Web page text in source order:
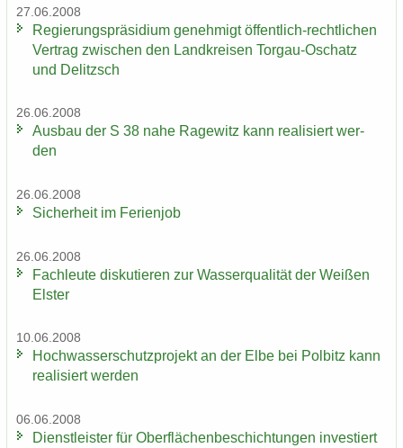
27.06.2008
Re­gie­rungs­prä­si­di­um ge­neh­migt öffentlich-​rechtlichen
Ver­trag zwi­schen den Land­krei­sen Torgau-​Oschatz
und De­litzsch
26.06.2008
Aus­bau der S 38 nahe Ra­ge­witz kann rea­li­siert wer­
den
26.06.2008
Si­cher­heit im Fe­ri­en­job
26.06.2008
Fach­leu­te dis­ku­tie­ren zur Was­ser­qua­li­tät der Wei­ßen
Els­ter
10.06.2008
Hoch­was­ser­schutz­pro­jekt an der Elbe bei Pol­bitz kann
rea­li­siert wer­den
06.06.2008
Dienst­leis­ter für Ober­flä­chen­be­schich­tun­gen in­ves­tiert